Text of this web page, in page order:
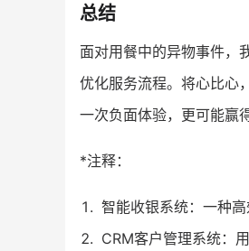
总结
面对用餐中的异物事件，
优化服务流程。将心比心
一次负面体验，更可能赢
*注释：
智能收银系统：一种
CRM客户管理系统：